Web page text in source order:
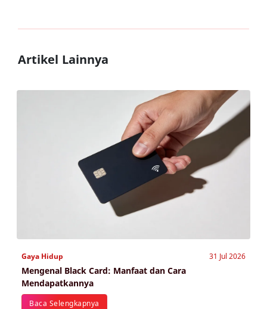
Artikel Lainnya
Gaya Hidup 31 Jul 2026
Mengenal Black Card: Manfaat dan Cara
Mendapatkannya
Baca Selengkapnya